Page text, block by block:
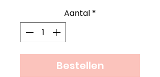
Aantal *
Bestellen